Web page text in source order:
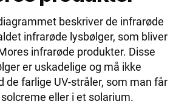
beskriver de infrarøde
infrarøde lysbølger, som bliver
infrarøde produkter. Disse
er uskadelige og må ikke
de farlige UV-stråler, som man får
eller i et solarium.